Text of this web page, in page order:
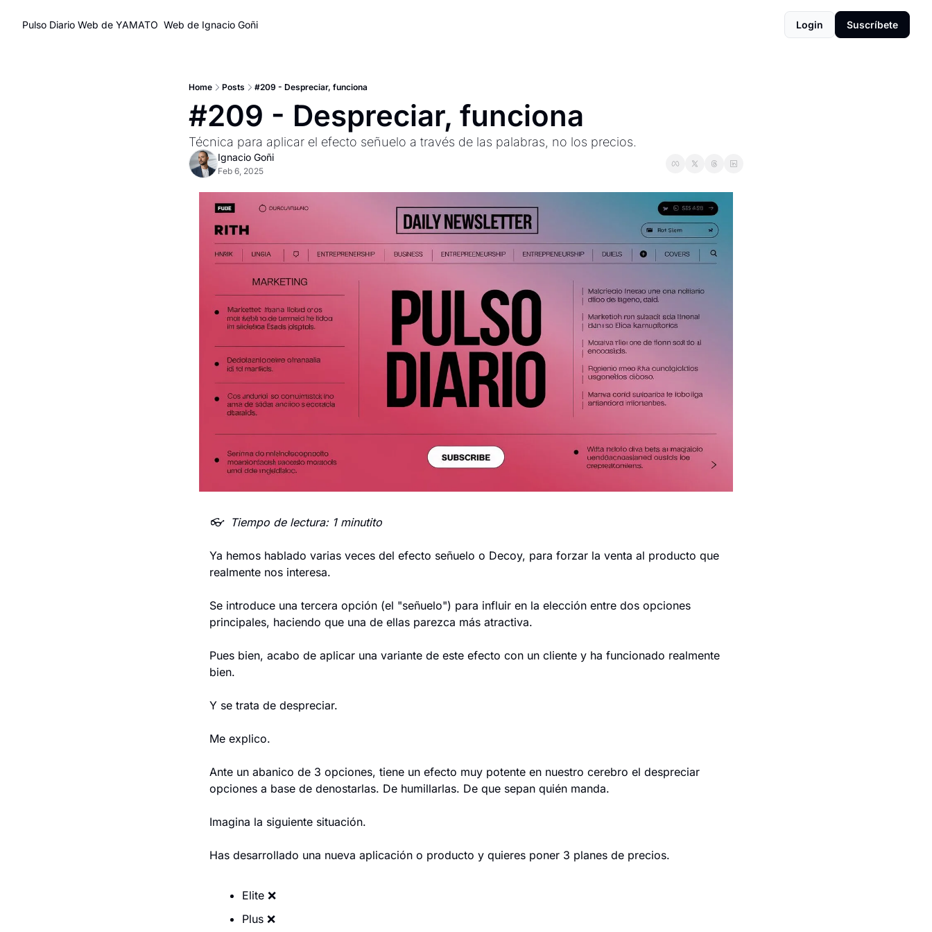
Pulso Diario Web de YAMATO Web de Ignacio Goñi Login Suscríbete
Home Posts #209 - Despreciar, funciona
#209 - Despreciar, funciona
Técnica para aplicar el efecto señuelo a través de las palabras, no los precios.
Ignacio Goñi
Feb 6, 2025
👓  Tiempo de lectura: 1 minutito
Ya hemos hablado varias veces del efecto señuelo o Decoy, para forzar la venta al producto que
realmente nos interesa.
Se introduce una tercera opción (el "señuelo") para influir en la elección entre dos opciones
principales, haciendo que una de ellas parezca más atractiva.
Pues bien, acabo de aplicar una variante de este efecto con un cliente y ha funcionado realmente
bien.
Y se trata de despreciar.
Me explico.
Ante un abanico de 3 opciones, tiene un efecto muy potente en nuestro cerebro el despreciar
opciones a base de denostarlas. De humillarlas. De que sepan quién manda.
Imagina la siguiente situación.
Has desarrollado una nueva aplicación o producto y quieres poner 3 planes de precios.
Elite ❌
Plus ❌